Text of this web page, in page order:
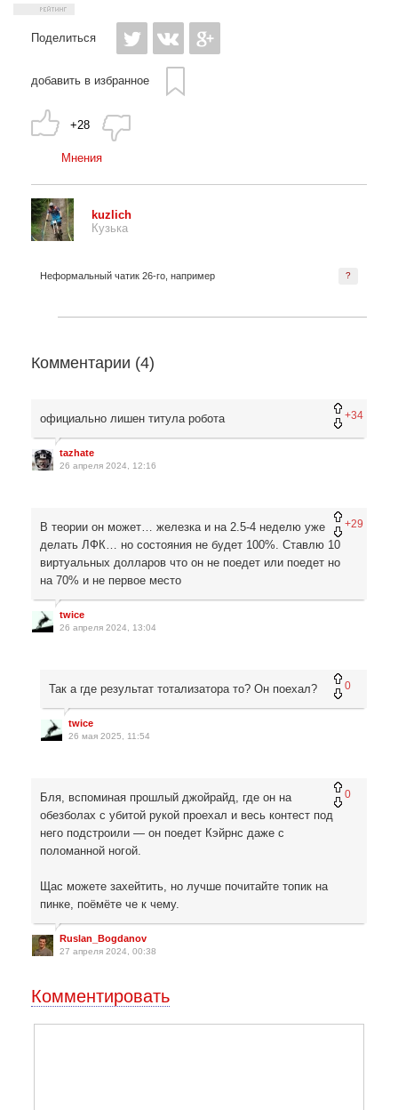
Поделиться
добавить в избранное
+28
Мнения
kuzlich
Кузька
?
Неформальный чатик 26-го, например
Комментарии (4)
+34
официально лишен титула робота
tazhate
26 апреля 2024, 12:16
+29
В теории он может… железка и на 2.5-4 неделю уже
делать ЛФК… но состояния не будет 100%. Ставлю 10
виртуальных долларов что он не поедет или поедет но
на 70% и не первое место
twice
26 апреля 2024, 13:04
0
Так а где результат тотализатора то? Он поехал?
twice
26 мая 2025, 11:54
0
Бля, вспоминая прошлый джойрайд, где он на
обезболах с убитой рукой проехал и весь контест под
него подстроили — он поедет Кэйрнс даже с
поломанной ногой.
Щас можете захейтить, но лучше почитайте топик на
пинке, поёмёте че к чему.
Ruslan_Bogdanov
27 апреля 2024, 00:38
Комментировать